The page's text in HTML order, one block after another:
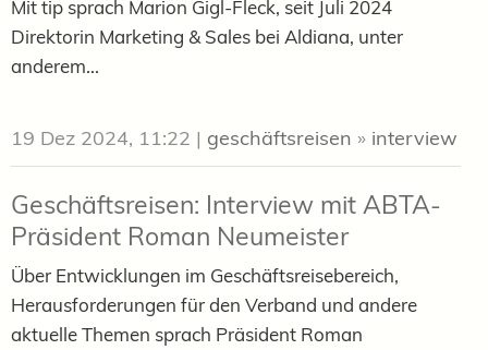
Mit tip sprach Marion Gigl-Fleck, seit Juli 2024
Direktorin Marketing & Sales bei Aldiana, unter
anderem...
19 Dez 2024, 11:22 | geschäftsreisen » interview
Geschäftsreisen: Interview mit ABTA-
Präsident Roman Neumeister
Über Entwicklungen im Geschäftsreisebereich,
Herausforderungen für den Verband und andere
aktuelle Themen sprach Präsident Roman